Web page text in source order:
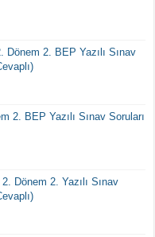
Dönem 2. BEP Yazılı Sınav
2. BEP Yazılı Sınav Soruları
Dönem 2. Yazılı Sınav